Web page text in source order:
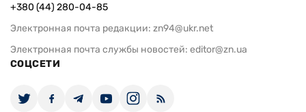
+380 (44) 280-04-85
Электронная почта редакции: zn94@ukr.net
Электронная почта службы новостей: editor@zn.ua
СОЦСЕТИ